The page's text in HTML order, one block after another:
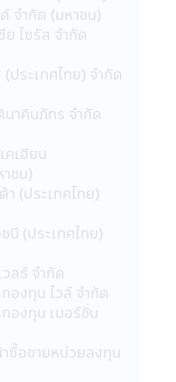
จ่ายจากกำไรที่
คืนสิทธิประโยชน์
นดเวลา และ/
และเบี้ยปรับตาม
ะต้องเก็บ
วมถึงหลักฐาน
งื่อนไขของการ
รบถ้วน ทั้งนี้เพื่อ
โยชน์ในทางภาษี
นาคต อนึ่ง ผู้
ลในหนังสือชี้
ใจ หรือสอบถาม
ทจัดการ หรือผู้
ทุนในต่าง
มเสี่ยงของอัตรา
าจจะขาดทุน
เปลี่ยน หรือได้รับ
ได้
จำกัด (มหาชน)
ไซรัส จำกัด
ระเทศไทย) จำกัด
าคินภัทร จำกัด
เฮียน
ชน)
(ประเทศไทย)
บี (ประเทศไทย)
ลธ์ จำกัด
องทุน ไวส์ จำกัด
องทุน เมอร์ชั่น
ซื้อขายหน่วยลงทุน